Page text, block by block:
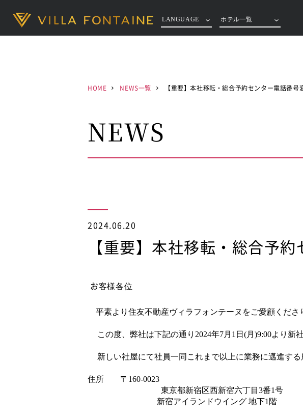
LANGUAGE ホテル一覧
HOME NEWS一覧 【重要】本社移転・総合予約センター電話番号
NEWS
2024.06.20
【重要】本社移転・総合予
お客様各位
平素より住友不動産ヴィラフォンテーヌをご愛顧くださ
この度、弊社は下記の通り 2024年7月1日 (月 )9:00より新
新しい社屋にて社員一同これまで以上に業務に邁進す
住所 〒 160-0023
東京都新宿区西新宿六丁目 3番1号
新宿アイランドウイング 地下1 階